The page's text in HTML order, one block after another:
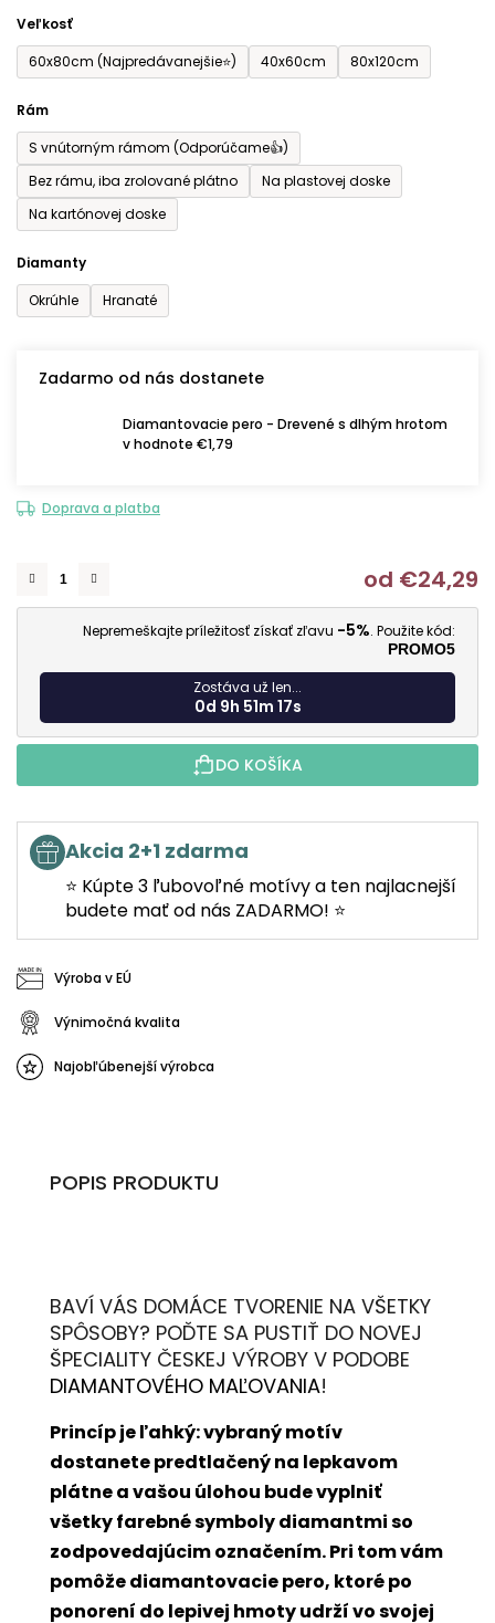
Veľkosť
60x80cm (Najpredávanejšie⭐)
40x60cm 80x120cm
Rám
S vnútorným rámom (Odporúčame👍)
Bez rámu, iba zrolované plátno
Na plastovej doske
Na kartónovej doske
Diamanty
Okrúhle
Hranaté
Zadarmo od nás dostanete
Diamantovacie pero - Drevené s dlhým hrotom
v hodnote €1,79
Doprava a platba
od €24,29
Nepremeškajte príležitosť získať zľavu -5%. Použite kód:
PROMO5
Zostáva už len...
0d 9h 51m 15s
DO KOŠÍKA
Akcia 2+1 zdarma
⭐ Kúpte 3 ľubovoľné motívy a ten najlacnejší
budete mať od nás ZADARMO! ⭐
Výroba v EÚ
Výnimočná kvalita
Najobľúbenejší výrobca
POPIS PRODUKTU
BAVÍ VÁS DOMÁCE TVORENIE NA VŠETKY
SPÔSOBY? POĎTE SA PUSTIŤ DO NOVEJ
ŠPECIALITY ČESKEJ VÝROBY V PODOBE
DIAMANTOVÉHO MAĽOVANIA!
Princíp je ľahký: vybraný motív
dostanete predtlačený na lepkavom
plátne a vašou úlohou bude vyplniť
všetky farebné symboly diamantmi so
zodpovedajúcim označením. Pri tom vám
pomôže diamantovacie pero, ktoré po
ponorení do lepivej hmoty udrží vo svojej